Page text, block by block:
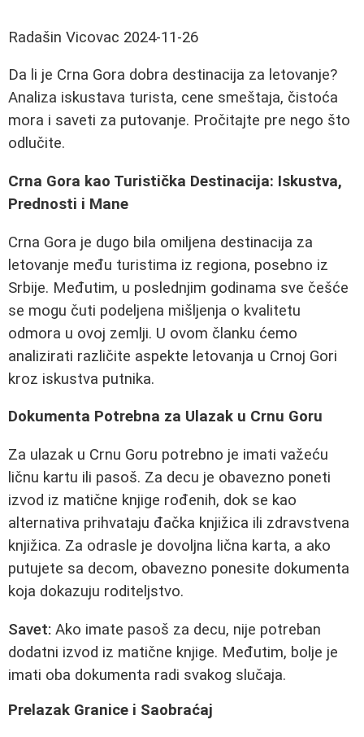
Radašin Vicovac 2024-11-26
Da li je Crna Gora dobra destinacija za letovanje?
Analiza iskustava turista, cene smeštaja, čistoća
mora i saveti za putovanje. Pročitajte pre nego što
odlučite.
Crna Gora kao Turistička Destinacija: Iskustva,
Prednosti i Mane
Crna Gora je dugo bila omiljena destinacija za
letovanje među turistima iz regiona, posebno iz
Srbije. Međutim, u poslednjim godinama sve češće
se mogu čuti podeljena mišljenja o kvalitetu
odmora u ovoj zemlji. U ovom članku ćemo
analizirati različite aspekte letovanja u Crnoj Gori
kroz iskustva putnika.
Dokumenta Potrebna za Ulazak u Crnu Goru
Za ulazak u Crnu Goru potrebno je imati važeću
ličnu kartu ili pasoš. Za decu je obavezno poneti
izvod iz matične knjige rođenih, dok se kao
alternativa prihvataju đačka knjižica ili zdravstvena
knjižica. Za odrasle je dovoljna lična karta, a ako
putujete sa decom, obavezno ponesite dokumenta
koja dokazuju roditeljstvo.
Savet: Ako imate pasoš za decu, nije potreban
dodatni izvod iz matične knjige. Međutim, bolje je
imati oba dokumenta radi svakog slučaja.
Prelazak Granice i Saobraćaj